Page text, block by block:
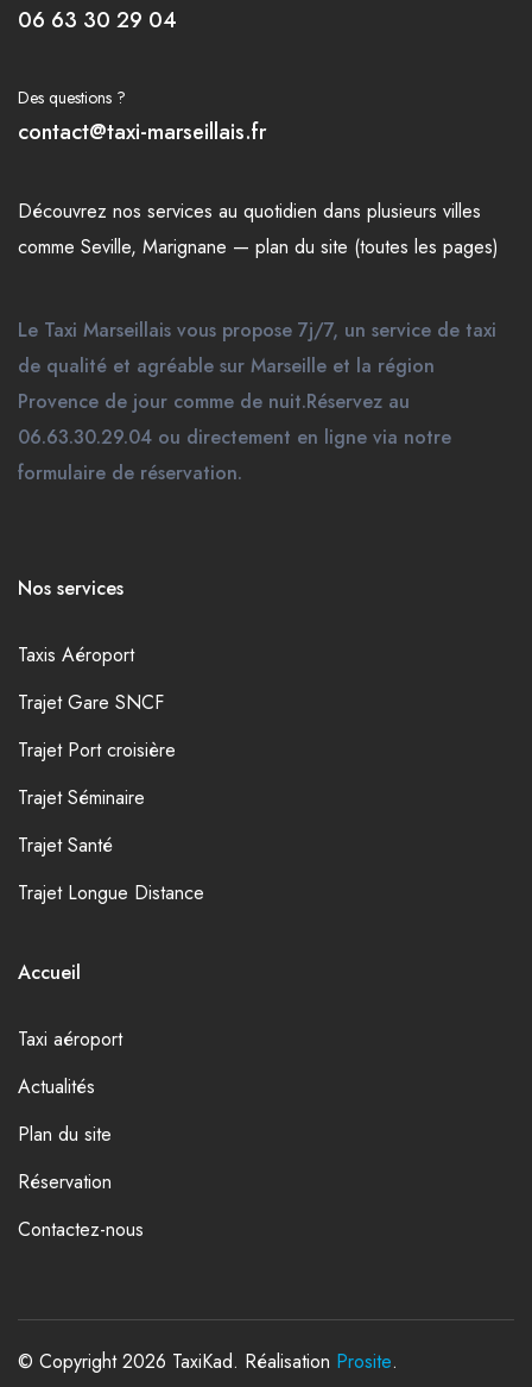
06 63 30 29 04
Des questions ?
contact@taxi-marseillais.fr
Découvrez nos services au quotidien dans plusieurs villes
comme Seville, Marignane — plan du site (toutes les pages)
Le Taxi Marseillais vous propose 7j/7, un service de taxi
de qualité et agréable sur Marseille et la région
Provence de jour comme de nuit.Réservez au
06.63.30.29.04 ou directement en ligne via notre
formulaire de réservation.
Nos services
Taxis Aéroport
Trajet Gare SNCF
Trajet Port croisière
Trajet Séminaire
Trajet Santé
Trajet Longue Distance
Accueil
Taxi aéroport
Actualités
Plan du site
Réservation
Contactez-nous
© Copyright 2026 TaxiKad. Réalisation Prosite.